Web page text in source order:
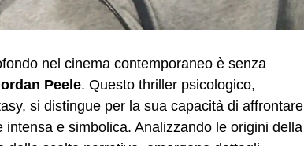
nel cinema contemporaneo è senza
Peele. Questo thriller psicologico,
si distingue per la sua capacità di affrontare
e simbolica. Analizzando le origini della